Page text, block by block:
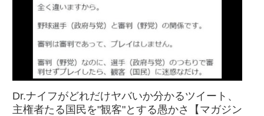
Dr.ナイフがどれだけヤバいか分かるツイート、
主権者たる国民を"観客"とする愚かさ【マガジン